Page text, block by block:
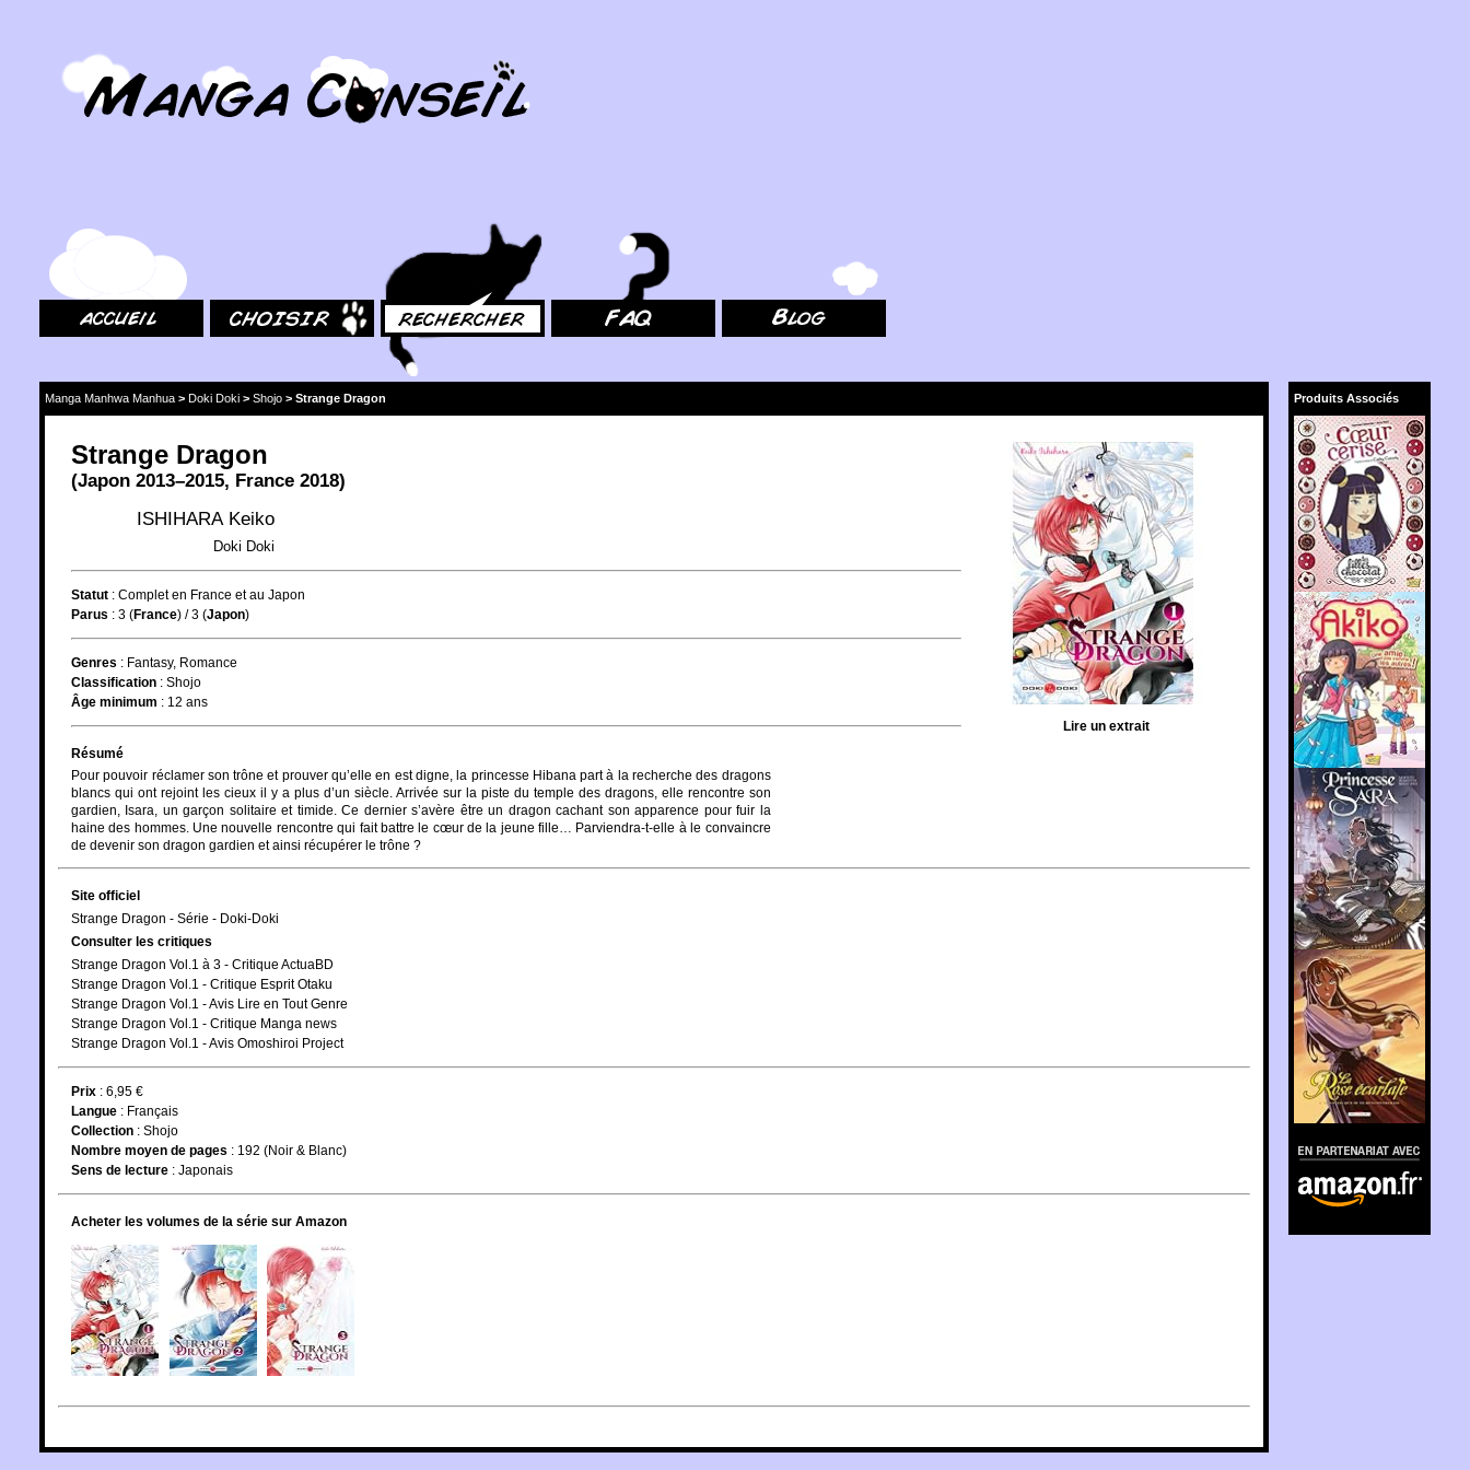
Produits Associés
Amazon.fr
Manga Manhwa Manhua > Doki Doki > Shojo > Strange Dragon
Lire un extrait
Strange Dragon
(Japon 2013–2015, France 2018)
ISHIHARA Keiko
Doki Doki
Statut : Complet en France et au Japon
Parus : 3 (France) / 3 (Japon)
Genres : Fantasy, Romance
Classification : Shojo
Âge minimum : 12 ans
Résumé
Pour pouvoir réclamer son trône et prouver qu’elle en est digne, la princesse Hibana part à la recherche des dragons
blancs qui ont rejoint les cieux il y a plus d’un siècle. Arrivée sur la piste du temple des dragons, elle rencontre son
gardien, Isara, un garçon solitaire et timide. Ce dernier s’avère être un dragon cachant son apparence pour fuir la
haine des hommes. Une nouvelle rencontre qui fait battre le cœur de la jeune fille… Parviendra-t-elle à le convaincre
de devenir son dragon gardien et ainsi récupérer le trône ?
Site officiel
Strange Dragon - Série - Doki-Doki
Consulter les critiques
Strange Dragon Vol.1 à 3 - Critique ActuaBD
Strange Dragon Vol.1 - Critique Esprit Otaku
Strange Dragon Vol.1 - Avis Lire en Tout Genre
Strange Dragon Vol.1 - Critique Manga news
Strange Dragon Vol.1 - Avis Omoshiroi Project
Prix : 6,95 €
Langue : Français
Collection : Shojo
Nombre moyen de pages : 192 (Noir & Blanc)
Sens de lecture : Japonais
Acheter les volumes de la série sur Amazon